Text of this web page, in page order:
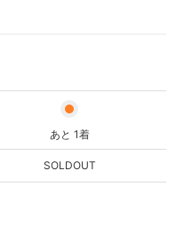
あと 1着
SOLDOUT